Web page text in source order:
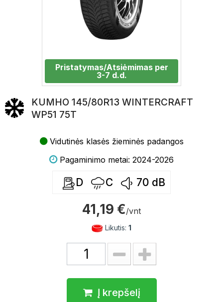
Pristatymas/Atsiėmimas per
3-7 d.d.
KUMHO 145/80R13 WINTERCRAFT
WP51 75T
Vidutinės klasės žieminės padangos
Pagaminimo metai: 2024-2026
D C 70 dB
41,19 €/vnt
Likutis: 1
Į krepšelį